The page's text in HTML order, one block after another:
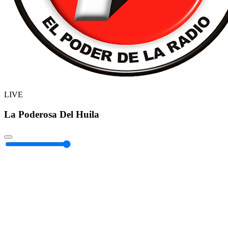
LIVE
La Poderosa Del Huila